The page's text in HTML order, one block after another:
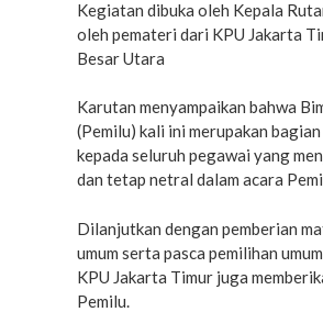
Kegiatan dibuka oleh Kepala
oleh pemateri dari KPU Jakarta
Besar Utara
Karutan menyampaikan bahwa
(Pemilu) kali ini merupakan
kepada seluruh pegawai yang
dan tetap netral dalam acara
Dilanjutkan dengan pemberian
umum serta pasca pemilihan
KPU Jakarta Timur juga
Pemilu.